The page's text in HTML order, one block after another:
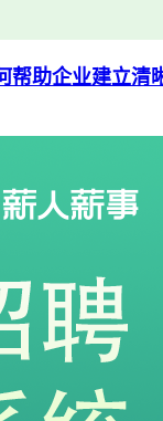
帮助企业建立清